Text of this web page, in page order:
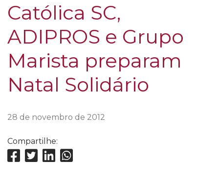
Católica SC,
ADIPROS e Grupo
Marista preparam
Natal Solidário
28 de novembro de 2012
Compartilhe: